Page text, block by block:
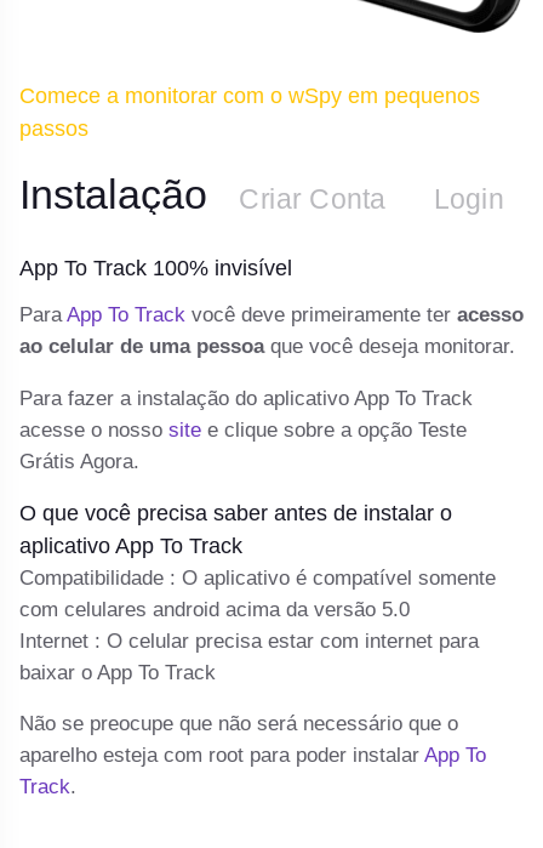
Comece a monitorar com o wSpy em pequenos
passos
Instalação Criar Conta Login
App To Track 100% invisível
ParaApp To Track você deve primeiramente teracesso
ao celular de uma pessoaque você deseja monitorar.
Para fazer a instalação do aplicativo App To Track
acesse o nossosite e clique sobre a opção Teste
Grátis Agora.
O que você precisa saber antes de instalar o
aplicativo App To Track
Compatibilidade : O aplicativo é compatível somente
com celulares android acima da versão 5.0
Internet : O celular precisa estar com internet para
baixar o App To Track
Não se preocupe que não será necessário que o
aparelho esteja com root para poder instalarApp To
Track.